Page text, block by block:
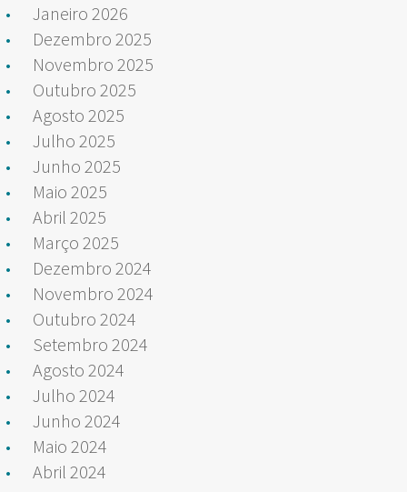
Janeiro 2026
Dezembro 2025
Novembro 2025
Outubro 2025
Agosto 2025
Julho 2025
Junho 2025
Maio 2025
Abril 2025
Março 2025
Dezembro 2024
Novembro 2024
Outubro 2024
Setembro 2024
Agosto 2024
Julho 2024
Junho 2024
Maio 2024
Abril 2024